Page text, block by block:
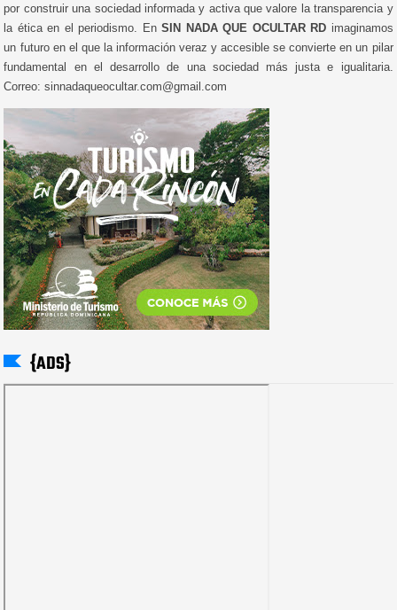
por construir una sociedad informada y activa que valore la transparencia y
la ética en el periodismo. EnSIN NADA QUE OCULTAR RD imaginamos
un futuro en el que la información veraz y accesible se convierte en un pilar
fundamental en el desarrollo de una sociedad más justa e igualitaria.
Correo: sinnadaqueocultar.com@gmail.com
{ADS}